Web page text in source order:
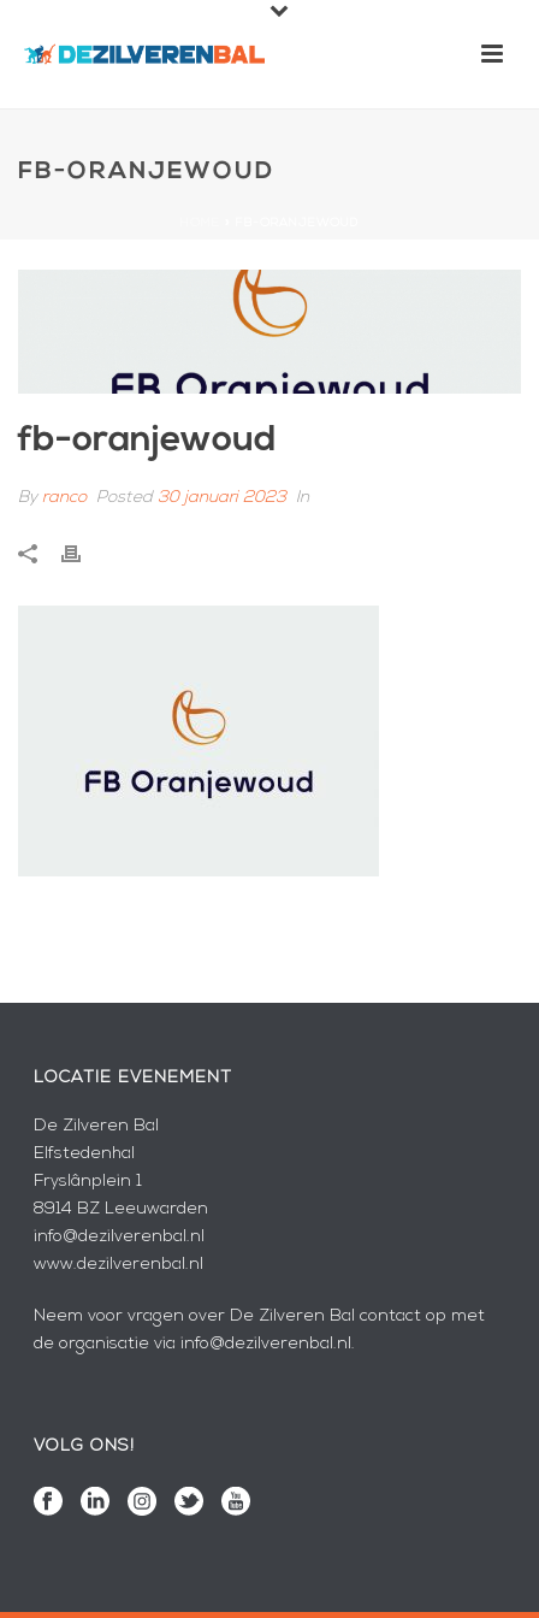
FB-ORANJEWOUD
fb-oranjewoud
By ranco Posted 30 januari 2023 In
LOCATIE EVENEMENT
De Zilveren Bal
Elfstedenhal
Fryslânplein 1
8914 BZ Leeuwarden
info@dezilverenbal.nl
www.dezilverenbal.nl
Neem voor vragen over De Zilveren Bal contact op met
de organisatie via info@dezilverenbal.nl.
VOLG ONS!